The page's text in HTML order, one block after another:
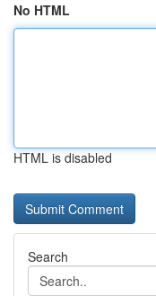
No HTML
HTML is disabled
Search